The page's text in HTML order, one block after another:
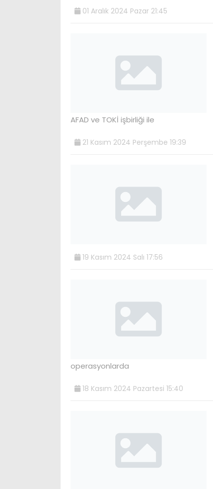
01 Aralık 2024 Pazar 21:45
AFAD ve TOKİ işbirliği ile
21 Kasım 2024 Perşembe 19:39
19 Kasım 2024 Salı 17:56
operasyonlarda
18 Kasım 2024 Pazartesi 15:40